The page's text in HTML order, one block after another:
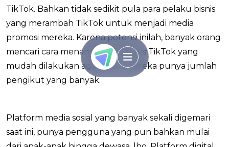
TikTok. Bahkan tidak sedikit pula para pelaku bisnis
yang merambah TikTok untuk menjadi media
promosi mereka. Karena potensi inilah, banyak orang
mencari cara menambahfollowersTikTok yang
mudah dilakukan agar akun mereka punya jumlah
pengikut yang banyak.
Platform media sosial yang banyak sekali digemari
saat ini, punya pengguna yang pun bahkan mulai